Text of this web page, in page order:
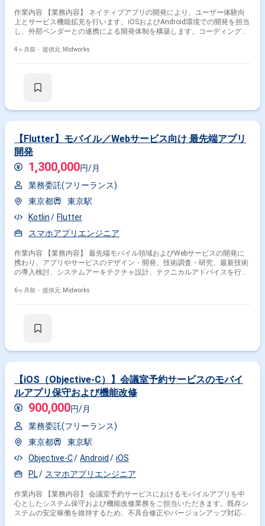
作業内容 【業務内容】 ネイティブアプリの開発により、ユーザー体験向
上とサービス機能拡充を行います。iOSおよびAndroid環境での開発を担当
し、外部ベンダーとの連携による開発体制を構築します。コーディングや
【作業内容】 ・iOSネイティブアプリの設計・開発 ・Androidネイティブ
4ヶ月前・ 提供元: Midworks
【Flutter】モバイル／Webサービス向け 最先端アプリ
開発
1,300,000円/月
業務委託(フリーランス)
東京都
東京駅
Kotlin
Flutter
スマホアプリエンジニア
作業内容 【業務内容】 最先端モバイル領域およびWebサービスの開発に
携わり、アプリやサービスのデザイン・開発、技術調査・研究、最新技術
の導入検討、システムアーキテクチャ設計、テクニカルアドバイスを行い
React、Angular等を用いたモバイルアプリ開発 ・Webサービスのフロント
6ヶ月前・ 提供元: Midworks
【iOS（Objective-C）】会議室予約サービスのモバイ
ルアプリ保守および機能改修
900,000円/月
業務委託(フリーランス)
東京都
東京駅
Objective-C
Android
iOS
PL
スマホアプリエンジニア
作業内容 【業務内容】 会議室予約サービスにおけるモバイルアプリを中
心としたシステム保守および機能改修業務をご担当いただきます。既存シ
ステムの安定稼働を維持するため、不具合修正やバージョンアップ対応、